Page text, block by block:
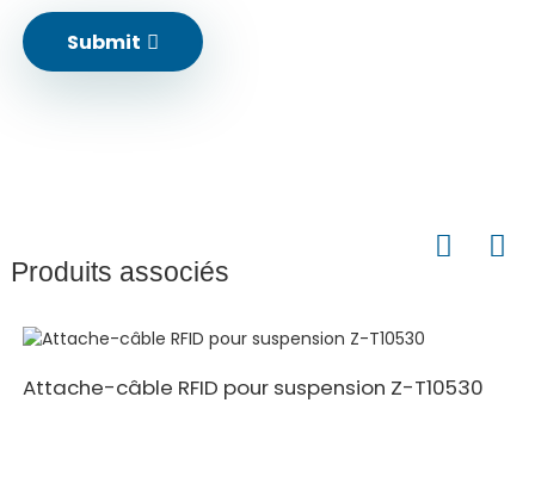
Submit
Produits associés
Attache-câble RFID pour suspension Z-T10530